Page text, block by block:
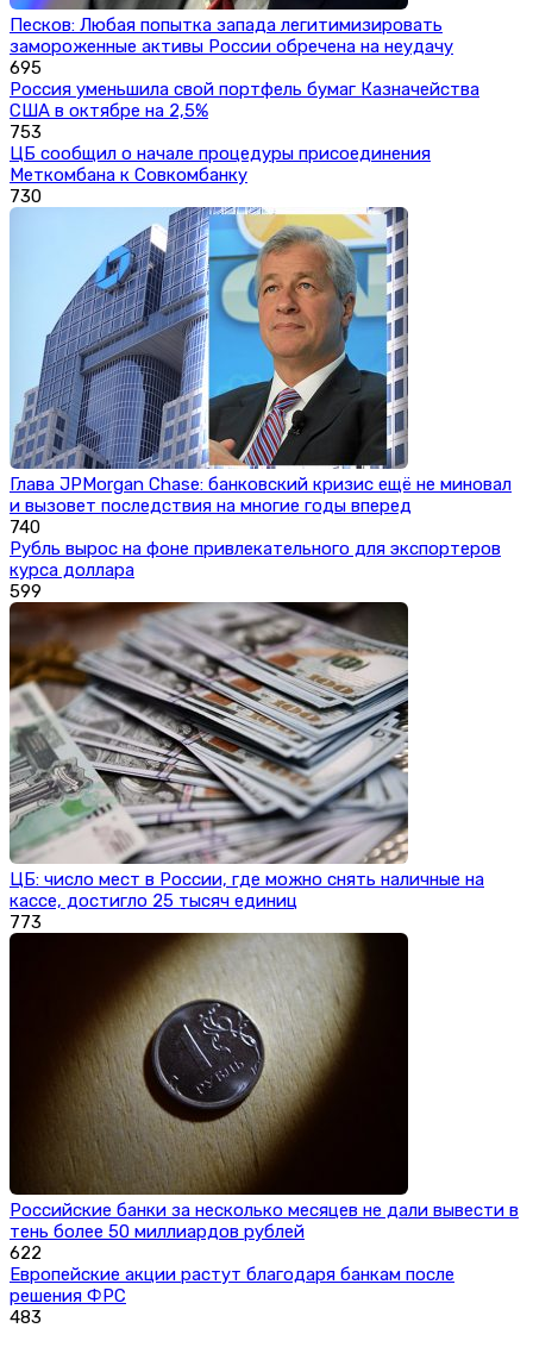
Песков: Любая попытка запада легитимизировать
замороженные активы России обречена на неудачу
695
Россия уменьшила свой портфель бумаг Казначейства
США в октябре на 2,5%
753
ЦБ сообщил о начале процедуры присоединения
Меткомбана к Совкомбанку
730
Глава JPMorgan Chase: банковский кризис ещё не миновал
и вызовет последствия на многие годы вперед
740
Рубль вырос на фоне привлекательного для экспортеров
курса доллара
599
ЦБ: число мест в России, где можно снять наличные на
кассе, достигло 25 тысяч единиц
773
Российские банки за несколько месяцев не дали вывести в
тень более 50 миллиардов рублей
622
Европейские акции растут благодаря банкам после
решения ФРС
483